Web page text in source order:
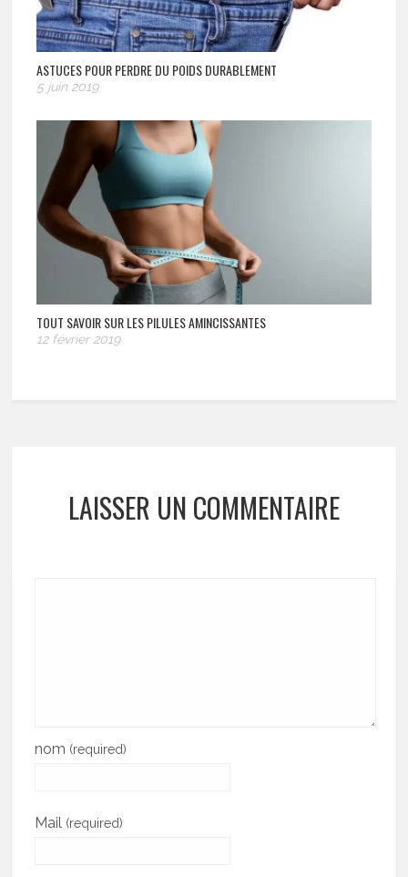
ASTUCES POUR PERDRE DU POIDS DURABLEMENT
5 juin 2019
TOUT SAVOIR SUR LES PILULES AMINCISSANTES
12 février 2019
LAISSER UN COMMENTAIRE
nom (required)
Mail (required)